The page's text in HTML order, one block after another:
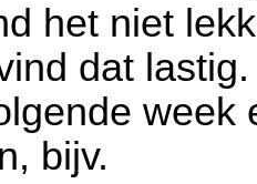
het niet
dat
week
bijv.